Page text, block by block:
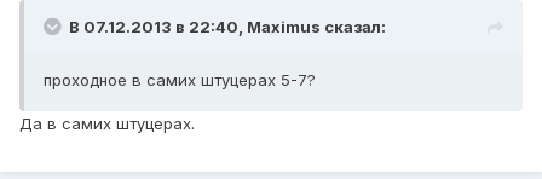
В 07.12.2013 в 22:40, Maximus сказал:
проходное в самих штуцерах 5-7?
Да в самих штуцерах.